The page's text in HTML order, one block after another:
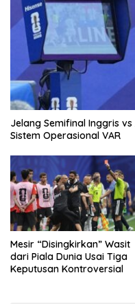
Jelang Semifinal Inggris
Sistem Operasional VAR
Mesir “Disingkirkan” Wasit
dari Piala Dunia Usai Tiga
Keputusan Kontroversial